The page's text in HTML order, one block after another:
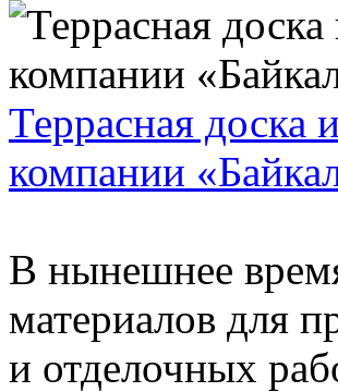
Террасная доска
компании
В нынешнее
материалов для
и отделочных